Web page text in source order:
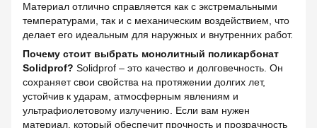
Материал отлично справляется как с экстремальными
температурами, так и с механическим воздействием, что
делает его идеальным для наружных и внутренних работ.
Почему стоит выбрать монолитный поликарбонат
Solidprof? Solidprof – это качество и долговечность. Он
сохраняет свои свойства на протяжении долгих лет,
устойчив к ударам, атмосферным явлениям и
ультрафиолетовому излучению. Если вам нужен
материал, который обеспечит прочность и прозрачность